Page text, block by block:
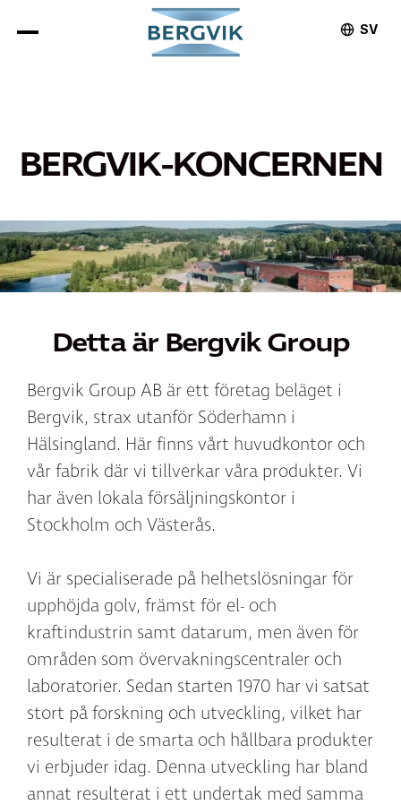
SV
BERGVIK-KONCERNEN
Detta är Bergvik Group
Bergvik Group AB är ett företag beläget i
Bergvik, strax utanför Söderhamn i
Hälsingland. Här finns vårt huvudkontor och
vår fabrik där vi tillverkar våra produkter. Vi
har även lokala försäljningskontor i
Stockholm och Västerås.
Vi är specialiserade på helhetslösningar för
upphöjda golv, främst för el- och
kraftindustrin samt datarum, men även för
områden som övervakningscentraler och
laboratorier. Sedan starten 1970 har vi satsat
stort på forskning och utveckling, vilket har
resulterat i de smarta och hållbara produkter
vi erbjuder idag. Denna utveckling har bland
annat resulterat i ett undertak med samma